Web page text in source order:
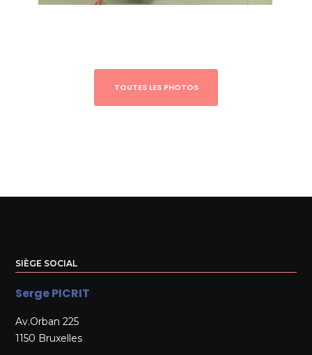
TOUTES LES PHOTOS
SIÈGE SOCIAL
Serge PICRIT
Av.Orban 225
1150 Bruxelles